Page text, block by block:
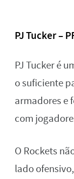
PJ Tucker –
PJ Tucker é
o suficiente
armadores e
com
O Rockets
lado